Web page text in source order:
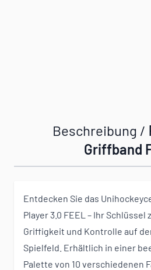
Beschreibung /
Griffband
Entdecken Sie das
Player 3.0 FEEL – Ihr
Griffigkeit und Kontrolle auf
Spielfeld. Erhältlich in einer
Palette von 10 verschiedenen